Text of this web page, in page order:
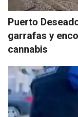
Puerto
garrafas y
cannabis